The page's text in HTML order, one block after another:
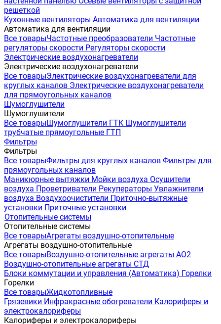
решеткой
Кухонные вентиляторы Автоматика для вентиляции
Автоматика для вентиляции
Все товарыЧастотные преобразователи Частотные
регуляторы скорости Регуляторы скорости
Электрические воздухонагреватели
Электрические воздухонагреватели
Все товарыЭлектрические воздухонагреватели для
круглых каналов Электрические воздухонагреватели
для прямоугольных каналов
Шумоглушители
Шумоглушители
Все товарыШумоглушители ГТК Шумоглушители
трубчатые прямоугольные ГТП
Фильтры
Фильтры
Все товарыФильтры для круглых каналов Фильтры для
прямоугольных каналов
Маникюрные вытяжки Мойки воздуха Осушители
воздуха Проветриватели Рекуператоры Увлажнители
воздуха Воздухоочистители Приточно-вытяжные
установки Приточные установки
Отопительные системы
Отопительные системы
Все товарыАгрегаты воздушно-отопительные
Агрегаты воздушно-отопительные
Все товарыВоздушно-отопительные агрегаты АО2
Воздушно-отопительные агрегаты СТД
Блоки коммутации и управления (Автоматика) Горелки
Горелки
Все товарыЖидкотопливные
Грязевики Инфракрасные обогреватели Калориферы и
электрокалориферы
Калориферы и электрокалориферы